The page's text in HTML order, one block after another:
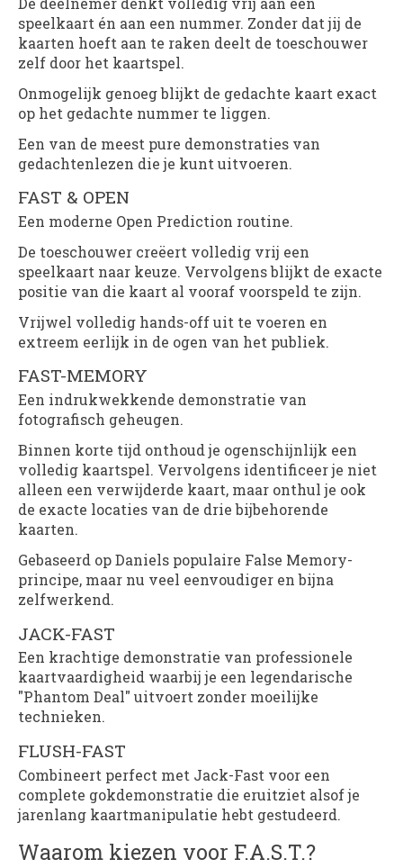
speelkaart én aan een nummer. Zonder dat jij de
kaarten hoeft aan te raken deelt de toeschouwer
zelf door het kaartspel.
Onmogelijk genoeg blijkt de gedachte kaart exact
op het gedachte nummer te liggen.
Een van de meest pure demonstraties van
gedachtenlezen die je kunt uitvoeren.
FAST & OPEN
Een moderne Open Prediction routine.
De toeschouwer creëert volledig vrij een
speelkaart naar keuze. Vervolgens blijkt de exacte
positie van die kaart al vooraf voorspeld te zijn.
Vrijwel volledig hands-off uit te voeren en
extreem eerlijk in de ogen van het publiek.
FAST-MEMORY
Een indrukwekkende demonstratie van
fotografisch geheugen.
Binnen korte tijd onthoud je ogenschijnlijk een
volledig kaartspel. Vervolgens identificeer je niet
alleen een verwijderde kaart, maar onthul je ook
de exacte locaties van de drie bijbehorende
kaarten.
Gebaseerd op Daniels populaire False Memory-
principe, maar nu veel eenvoudiger en bijna
zelfwerkend.
JACK-FAST
Een krachtige demonstratie van professionele
kaartvaardigheid waarbij je een legendarische
"Phantom Deal" uitvoert zonder moeilijke
technieken.
FLUSH-FAST
Combineert perfect met Jack-Fast voor een
complete gokdemonstratie die eruitziet alsof je
jarenlang kaartmanipulatie hebt gestudeerd.
Waarom kiezen voor F.A.S.T.?